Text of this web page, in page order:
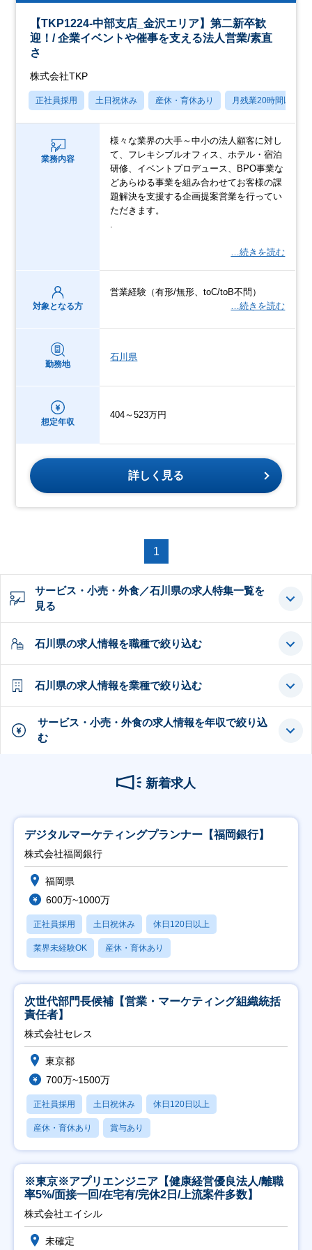
【TKP1224-中部支店_金沢エリア】第二新卒歓
迎！/ 企業イベントや催事を支える法人営業/素直
さ
株式会社TKP
正社員採用 土日祝休み 産休・育休あり 月残業20時間以内
業務内容
様々な業界の大手～中小の法人顧客に対し
て、フレキシブルオフィス、ホテル・宿泊
研修、イベントプロデュース、BPO事業な
どあらゆる事業を組み合わせてお客様の課
題解決を支援する企画提案営業を行ってい
ただきます。
.
…続きを読む
対象となる方
営業経験（有形/無形、toC/toB不問）
…続きを読む
勤務地
石川県
想定年収
404～523万円
詳しく見る
1
サービス・小売・外食／石川県の求人特集一覧を
見る
石川県の求人情報を職種で絞り込む
石川県の求人情報を業種で絞り込む
サービス・小売・外食の求人情報を年収で絞り込
む
新着求人
デジタルマーケティングプランナー【福岡銀行】
株式会社福岡銀行
福岡県
600万~1000万
正社員採用 土日祝休み 休日120日以上
業界未経験OK 産休・育休あり
次世代部門長候補【営業・マーケティング組織統括
責任者】
株式会社セレス
東京都
700万~1500万
正社員採用 土日祝休み 休日120日以上
産休・育休あり 賞与あり
※東京※アプリエンジニア【健康経営優良法人/離職
率5%/面接一回/在宅有/完休2日/上流案件多数】
株式会社エイシル
未確定